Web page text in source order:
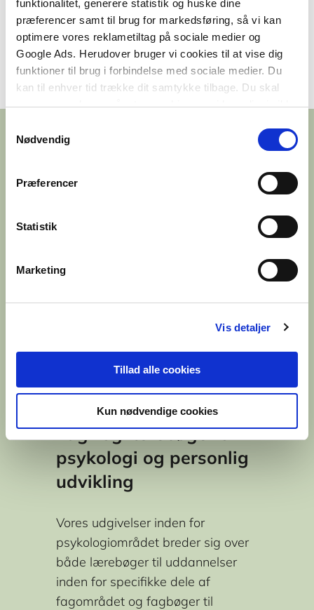
funktionalitet, generere statistik og huske dine
præferencer samt til brug for markedsføring, så vi kan
optimere vores reklametiltag på sociale medier og
Google Ads. Herudover bruger vi cookies til at vise dig
funktioner til brug i forbindelse med sociale medier. Du
kan til enhver tid trække dit samtykke tilbage. Du skal
være opmærksom på, at vores hjemmeside muligvis ikke
tilbagetrækker et samtykke.
Nødvendig
Præferencer
Statistik
Marketing
Vis detaljer
Tillad alle cookies
Kun nødvendige cookies
Find flere bøger
Fag- og lærebøger om
psykologi og personlig
udvikling
Vores udgivelser inden for
psykologiområdet breder sig over
både lærebøger til uddannelser
inden for specifikke dele af
fagområdet og fagbøger til